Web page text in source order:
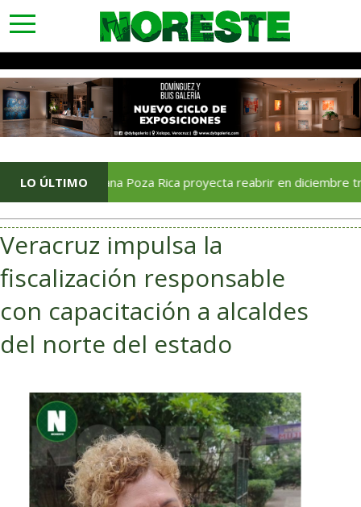
toggle
navigation
LO ÚLTIMO
Soriana Poza Rica proyecta reabrir en diciembre tras
Veracruz impulsa la
fiscalización responsable
con capacitación a alcaldes
del norte del estado